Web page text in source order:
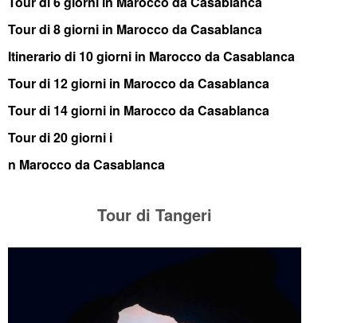
Tour di 8 giorni in Marocco da Casablanca
Itinerario di 10 giorni in Marocco da Casablanca
Tour di 12 giorni in Marocco da Casablanca
Tour di 14 giorni in Marocco da Casablanca
Tour di 20 giorni i
n Marocco da Casablanca
Tour di Tangeri